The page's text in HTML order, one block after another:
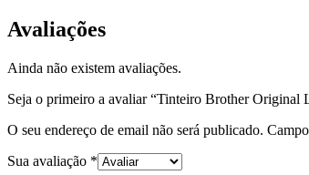
Avaliações
Ainda não existem avaliações.
Seja o primeiro a avaliar “Tinteiro Brother
O seu endereço de email não será publicado.
Sua avaliação *